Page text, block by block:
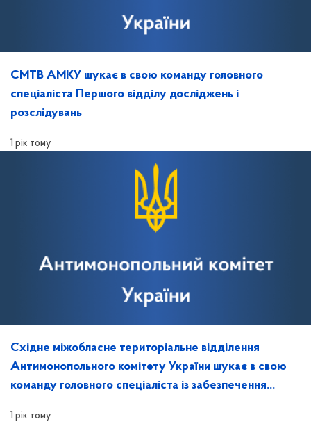
СМТВ АМКУ шукає в свою команду головного
спеціаліста Першого відділу досліджень і
розслідувань
1 рік тому
Східне міжобласне територіальне відділення
Антимонопольного комітету України шукає в свою
команду головного спеціаліста із забезпечення
1 рік тому